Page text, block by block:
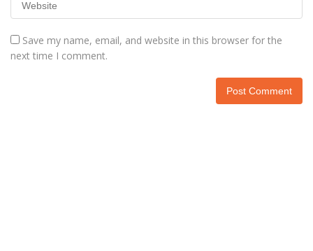
Save my name, email, and website in this browser for the
next time I comment.